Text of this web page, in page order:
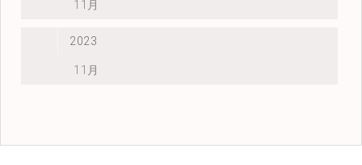
11月
2023
11月